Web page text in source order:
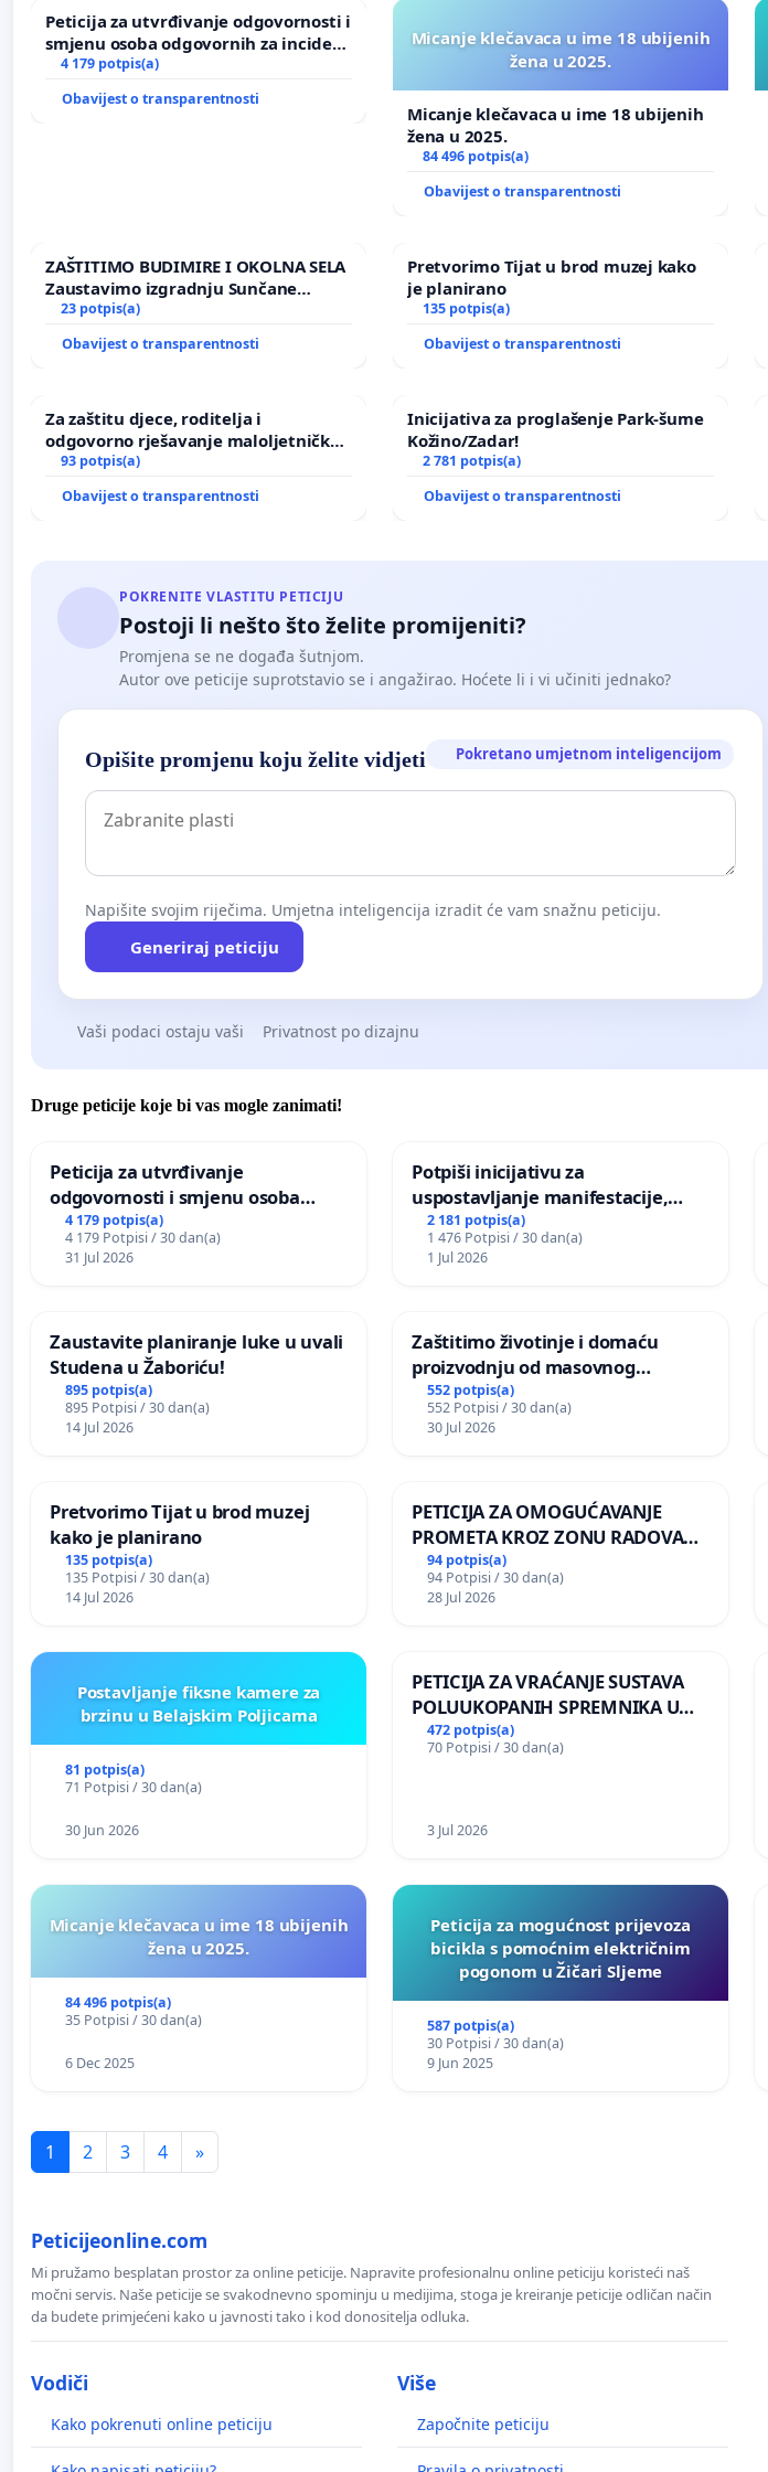
Peticija za utvrđivanje odgovornosti i
smjenu osoba odgovornih za incident
u Zoološkom vrtu Grada Zagreba
4 179 potpis(a)
Obavijest o transparentnosti
Micanje klečavaca u ime 18 ubijenih
žena u 2025.
Micanje klečavaca u ime 18 ubijenih
žena u 2025.
84 496 potpis(a)
Obavijest o transparentnosti
ZAŠTITIMO BUDIMIRE I OKOLNA SELA
Zaustavimo izgradnju Sunčane
elektrane Vedrine na području
23 potpis(a)
Obavijest o transparentnosti
Pretvorimo Tijat u brod muzej kako
je planirano
135 potpis(a)
Obavijest o transparentnosti
Za zaštitu djece, roditelja i
odgovorno rješavanje maloljetničkog
nasilja
93 potpis(a)
Obavijest o transparentnosti
Inicijativa za proglašenje Park-šume
Kožino/Zadar!
2 781 potpis(a)
Obavijest o transparentnosti
POKRENITE VLASTITU PETICIJU
Postoji li nešto što želite promijeniti?
Promjena se ne događa šutnjom.
Autor ove peticije suprotstavio se i angažirao. Hoćete li i vi učiniti jednako?
Opišite promjenu koju želite vidjeti Pokretano umjetnom inteligencijom
Napišite svojim riječima. Umjetna inteligencija izradit će vam snažnu peticiju.
Generiraj peticiju
Vaši podaci ostaju vaši Privatnost po dizajnu
Druge peticije koje bi vas mogle zanimati!
Peticija za utvrđivanje
odgovornosti i smjenu osoba
odgovornih za incident u
Zoološkom vrtu Grada Zagreba
4 179 potpis(a)
4 179 Potpisi / 30 dan(a)
31 Jul 2026
Potpiši inicijativu za
uspostavljanje manifestacije,
godišnje nagrade ili drugog
javnog događaja „Edin Avdić“ u
Sarajevu
2 181 potpis(a)
1 476 Potpisi / 30 dan(a)
1 Jul 2026
Zaustavite planiranje luke u uvali
Studena u Žaboriću!
895 potpis(a)
895 Potpisi / 30 dan(a)
14 Jul 2026
Zaštitimo životinje i domaću
proizvodnju od masovnog
uništavanja zbog afričke svinjske
kuge
552 potpis(a)
552 Potpisi / 30 dan(a)
30 Jul 2026
Pretvorimo Tijat u brod muzej
kako je planirano
135 potpis(a)
135 Potpisi / 30 dan(a)
14 Jul 2026
PETICIJA ZA OMOGUĆAVANJE
PROMETA KROZ ZONU RADOVA
ZA STANOVNIKE Mjesnog odbora
Kamensko i Lemić Brdo
94 potpis(a)
94 Potpisi / 30 dan(a)
28 Jul 2026
Postavljanje fiksne kamere za
brzinu u Belajskim Poljicama
81 potpis(a)
71 Potpisi / 30 dan(a)
30 Jun 2026
PETICIJA ZA VRAĆANJE SUSTAVA
POLUUKOPANIH SPREMNIKA U
NASELJU KOLANJSKI GAJAC
472 potpis(a)
70 Potpisi / 30 dan(a)
3 Jul 2026
Micanje klečavaca u ime 18 ubijenih
žena u 2025.
84 496 potpis(a)
35 Potpisi / 30 dan(a)
6 Dec 2025
Peticija za mogućnost prijevoza
bicikla s pomoćnim električnim
pogonom u Žičari Sljeme
587 potpis(a)
30 Potpisi / 30 dan(a)
9 Jun 2025
1 2 3 4 »
Peticijeonline.com
Mi pružamo besplatan prostor za online peticije. Napravite profesionalnu online peticiju koristeći naš
močni servis. Naše peticije se svakodnevno spominju u medijima, stoga je kreiranje peticije odličan način
da budete primjećeni kako u javnosti tako i kod donositelja odluka.
Vodiči
Kako pokrenuti online peticiju
Više
Započnite peticiju